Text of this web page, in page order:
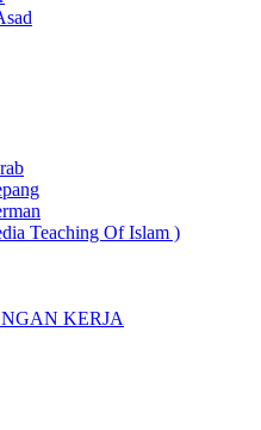
Teaching Of Islam )
KERJA